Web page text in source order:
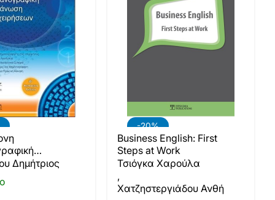
Επιχειρήσεων
Δημήτριος
-20%
Business English: First
Steps at Work
Τσιόγκα Χαρούλα
,
Χατζηστεργιάδου Ανθή